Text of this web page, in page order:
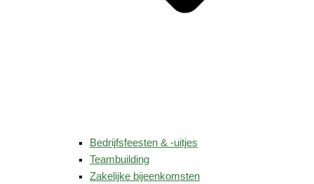
Bedrijfsfeesten & -uitjes
Teambuilding
Zakelijke bijeenkomsten